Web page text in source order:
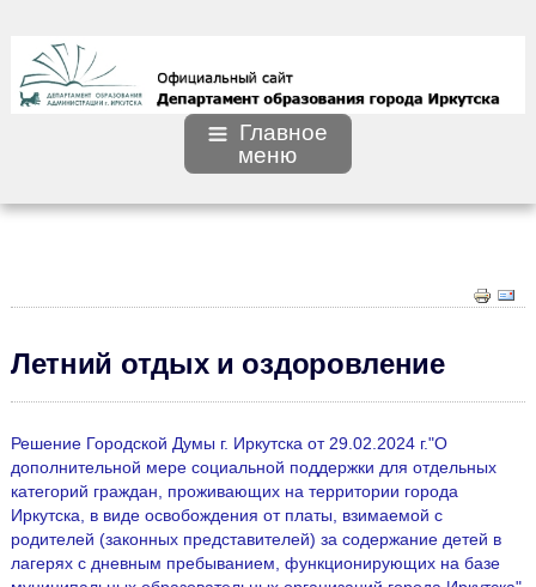
Главное
меню
Летний отдых и оздоровление
Решение Городской Думы г. Иркутска от 29.02.2024 г."О
дополнительной мере социальной поддержки для отдельных
категорий граждан, проживающих на территории города
Иркутска, в виде освобождения от платы, взимаемой с
родителей (законных представителей) за содержание детей в
лагерях с дневным пребыванием, функционирующих на базе